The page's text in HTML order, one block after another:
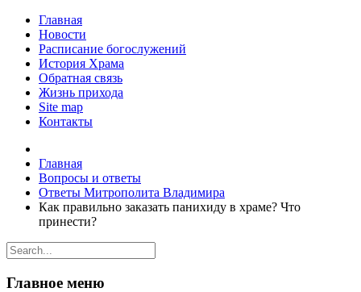
Главная
Новости
Расписание богослужений
История Храма
Обратная связь
Жизнь прихода
Site map
Контакты
Главная
Вопросы и ответы
Ответы Митрополита Владимира
Как правильно заказать панихиду в храме? Что
принести?
Главное меню